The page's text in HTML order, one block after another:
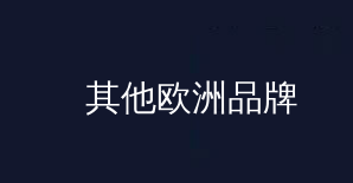
其他欧洲品牌